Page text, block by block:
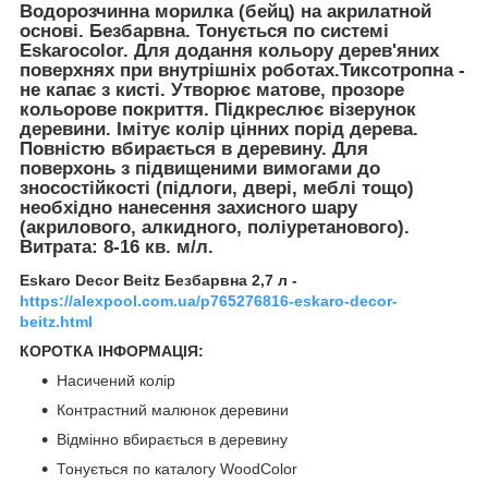
Водорозчинна морилка (бейц) на акрилатной
основі. Безбарвна. Тонується по системі
Eskarocolor. Для додання кольору дерев'яних
поверхнях при внутрішніх роботах.Тиксотропна -
не капає з кисті. Утворює матове, прозоре
кольорове покриття. Підкреслює візерунок
деревини. Імітує колір цінних порід дерева.
Повністю вбирається в деревину. Для
поверхонь з підвищеними вимогами до
зносостійкості (підлоги, двері, меблі тощо)
необхідно нанесення захисного шару
(акрилового, алкидного, поліуретанового).
Витрата: 8-16 кв. м/л.
Eskaro Decor Beitz Безбарвна 2,7 л -
https://alexpool.com.ua/p765276816-eskaro-decor-
beitz.html
КОРОТКА ІНФОРМАЦІЯ:
Насичений колір
Контрастний малюнок деревини
Відмінно вбирається в деревину
Тонується по каталогу WoodColor